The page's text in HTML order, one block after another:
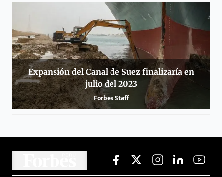
Expansión del Canal de Suez finalizaría en
julio del 2023
Forbes Staff